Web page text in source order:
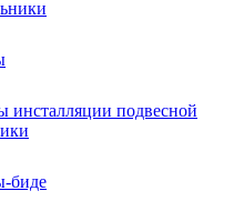
инсталляции подвесной
биде